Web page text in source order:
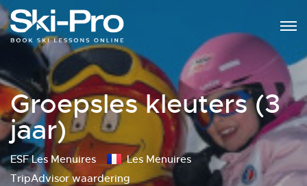
Groepsles kleuters (3
jaar)
ESF Les Menuires
Les Menuires
TripAdvisor waardering